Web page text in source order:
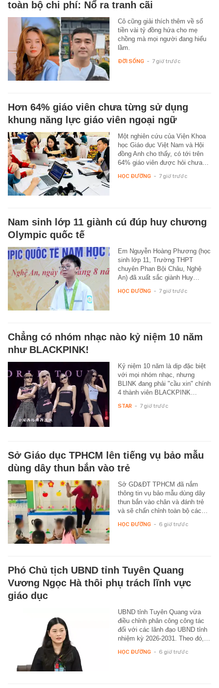
toàn bộ chi phí: Nổ ra tranh cãi
Cô cũng giải thích thêm về số
tiền vài tỷ đồng hứa cho mẹ
chồng mà mọi người đang hiểu
lầm.
ĐỜI SỐNG - 7 giờ trước
Hơn 64% giáo viên chưa từng sử dụng
khung năng lực giáo viên ngoại ngữ
Một nghiên cứu của Viện Khoa
học Giáo dục Việt Nam và Hội
đồng Anh cho thấy, có tới trên
64% giáo viên được hỏi chưa…
HỌC ĐƯỜNG - 7 giờ trước
Nam sinh lớp 11 giành cú đúp huy chương
Olympic quốc tế
Em Nguyễn Hoàng Phương (học
sinh lớp 11, Trường THPT
chuyên Phan Bội Châu, Nghệ
An) đã xuất sắc giành Huy…
HỌC ĐƯỜNG - 7 giờ trước
Chẳng có nhóm nhạc nào kỷ niệm 10 năm
như BLACKPINK!
Kỷ niệm 10 năm là dịp đặc biệt
với mọi nhóm nhạc, nhưng
BLINK đang phải "cầu xin" chính
4 thành viên BLACKPINK…
STAR - 7 giờ trước
Sở Giáo dục TPHCM lên tiếng vụ bảo mẫu
dùng dây thun bắn vào trẻ
Sở GD&ĐT TPHCM đã nắm
thông tin vụ bảo mẫu dùng dây
thun bắn vào chân và đánh trẻ
và sẽ chấn chỉnh toàn bộ các…
HỌC ĐƯỜNG - 6 giờ trước
Phó Chủ tịch UBND tỉnh Tuyên Quang
Vương Ngọc Hà thôi phụ trách lĩnh vực
giáo dục
UBND tỉnh Tuyên Quang vừa
điều chỉnh phân công công tác
đối với các lãnh đạo UBND tỉnh
nhiệm kỳ 2026-2031. Theo đó,…
HỌC ĐƯỜNG - 6 giờ trước